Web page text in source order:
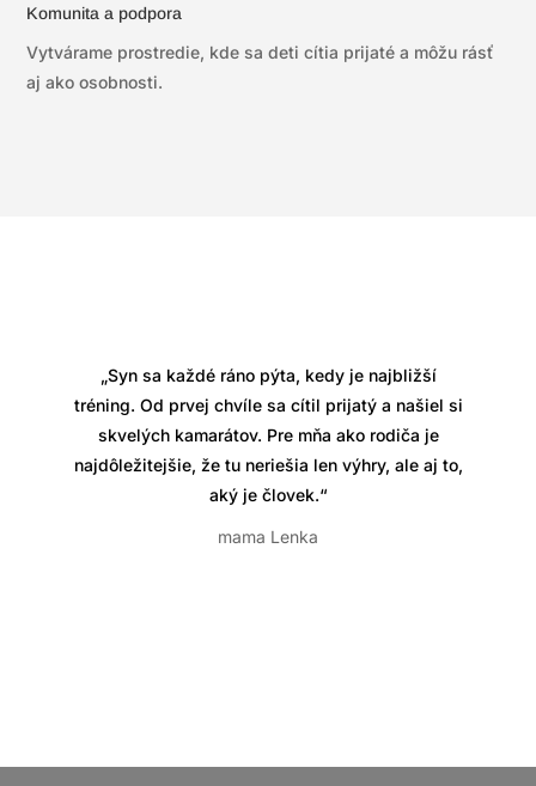
Komunita a podpora
Vytvárame prostredie, kde sa deti cítia prijaté a môžu rásť
aj ako osobnosti.
„Syn sa každé ráno pýta, kedy je najbližší
tréning. Od prvej chvíle sa cítil prijatý a našiel si
skvelých kamarátov. Pre mňa ako rodiča je
najdôležitejšie, že tu neriešia len výhry, ale aj to,
aký je človek.“
mama Lenka